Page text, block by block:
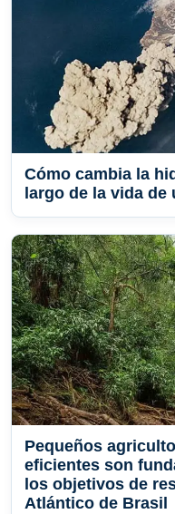
Cómo cambia la
largo de la vida
Pequeños
eficientes son
los objetivos de
Atlántico de Brasil